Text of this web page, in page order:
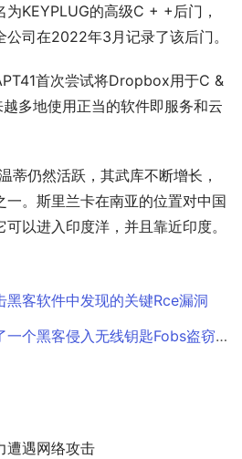
KEYPLUG的高级C + +后门，
司在2022年3月记录了该后门。
首次尝试将Dropbox用于C &
多地使用正当的软件即服务和云
蒂仍然活跃，其武库不断增长，
一。斯里兰卡在南亚的位置对中国
以进入印度洋，并且靠近印度。
黑客软件中发现的关键Rce漏洞
黑客侵入无线钥匙Fobs盗窃汽车的团伙
遭遇网络攻击